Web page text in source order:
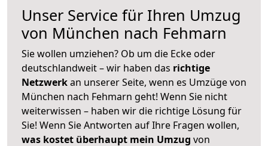
Unser Service für Ihren Umzug
von München nach Fehmarn
Sie wollen umziehen? Ob um die Ecke oder
deutschlandweit – wir haben das richtige
Netzwerkan unserer Seite, wenn es Umzüge von
München nach Fehmarn geht! Wenn Sie nicht
weiterwissen – haben wir die richtige Lösung für
Sie! Wenn Sie Antworten auf Ihre Fragen wollen,
was kostet überhaupt mein Umzug von